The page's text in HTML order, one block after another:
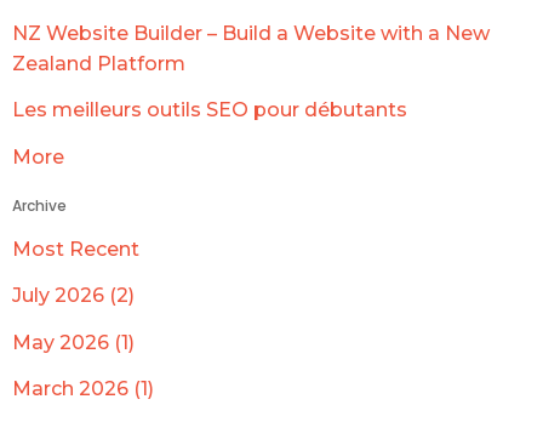
NZ Website Builder – Build a Website with a New
Zealand Platform
Les meilleurs outils SEO pour débutants
More
Archive
Most Recent
July 2026 (2)
May 2026 (1)
March 2026 (1)